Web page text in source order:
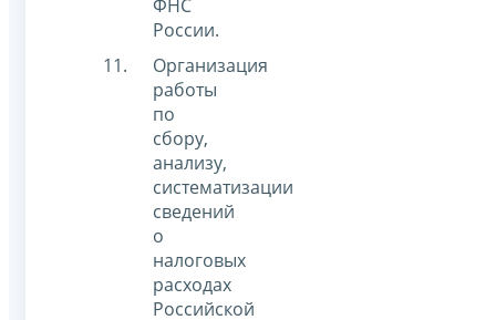
ФНС
России.
Организация
работы
по
сбору,
анализу,
систематизации
сведений
о
налоговых
расходах
Российской